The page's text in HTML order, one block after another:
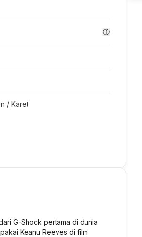
/ Karet
G-Shock pertama di dunia
Keanu Reeves di film